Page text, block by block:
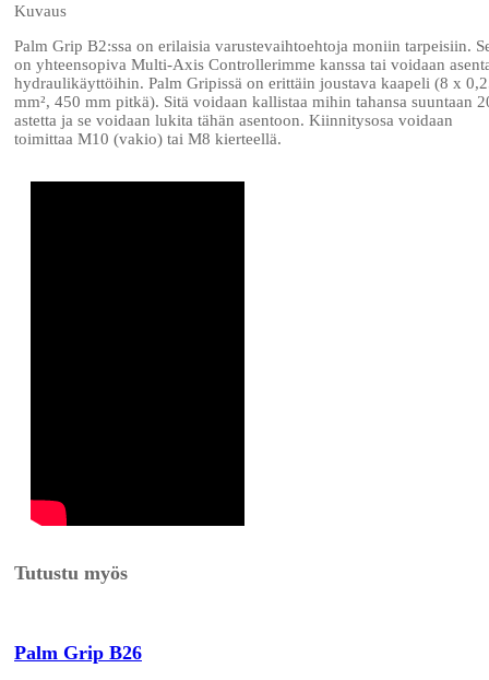
Kuvaus
Palm Grip B2:ssa on erilaisia varustevaihtoehtoja moniin tarpeisiin.
on yhteensopiva Multi-Axis Controllerimme kanssa tai voidaan
hydraulikäyttöihin. Palm Gripissä on erittäin joustava kaapeli (8 x
mm², 450 mm pitkä). Sitä voidaan kallistaa mihin tahansa suuntaan
astetta ja se voidaan lukita tähän asentoon. Kiinnitysosa voidaan
toimittaa M10 (vakio) tai M8 kierteellä.
Tutustu myös
Palm Grip B26